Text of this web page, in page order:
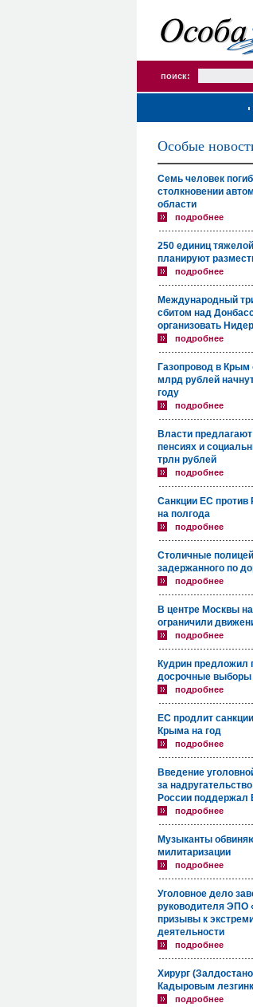
поиск:
Особые
Семь человек
столкновении
области
подробнее
250 единиц
планируют
подробнее
Международный
сбитом над
организовать
подробнее
Газопровод в
млрд рублей
году
подробнее
Власти
пенсиях и
трлн рублей
подробнее
Санкции ЕС
на полгода
подробнее
Столичные
задержанного по
подробнее
В центре Москвы
ограничили
подробнее
Кудрин предложил
досрочные выборы
подробнее
ЕС продлит
Крыма на год
подробнее
Введение
за
России
подробнее
Музыканты
милитаризации
подробнее
Уголовное дело
руководителя ЭПО
призывы к
деятельности
подробнее
Хирург
Кадыровым
подробнее